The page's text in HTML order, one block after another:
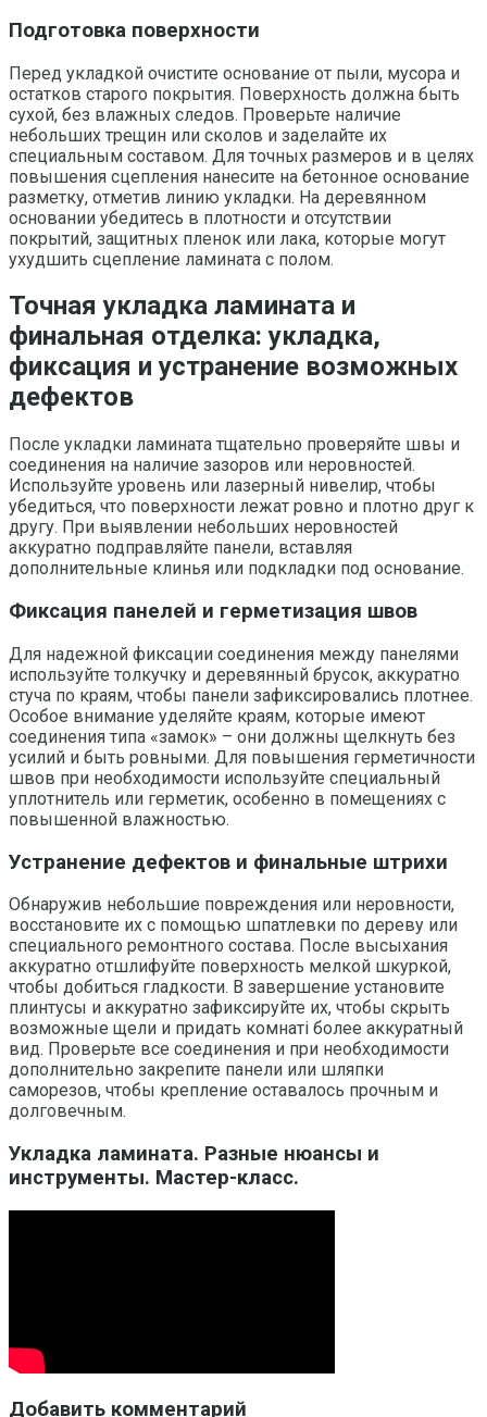
Подготовка поверхности
Перед укладкой очистите основание от пыли, мусора и
остатков старого покрытия. Поверхность должна быть
сухой, без влажных следов. Проверьте наличие
небольших трещин или сколов и заделайте их
специальным составом. Для точных размеров и в целях
повышения сцепления нанесите на бетонное основание
разметку, отметив линию укладки. На деревянном
основании убедитесь в плотности и отсутствии
покрытий, защитных пленок или лака, которые могут
ухудшить сцепление ламината с полом.
Точная укладка ламината и
финальная отделка: укладка,
фиксация и устранение возможных
дефектов
После укладки ламината тщательно проверяйте швы и
соединения на наличие зазоров или неровностей.
Используйте уровень или лазерный нивелир, чтобы
убедиться, что поверхности лежат ровно и плотно друг к
другу. При выявлении небольших неровностей
аккуратно подправляйте панели, вставляя
дополнительные клинья или подкладки под основание.
Фиксация панелей и герметизация швов
Для надежной фиксации соединения между панелями
используйте толкучку и деревянный брусок, аккуратно
стуча по краям, чтобы панели зафиксировались плотнее.
Особое внимание уделяйте краям, которые имеют
соединения типа «замок» – они должны щелкнуть без
усилий и быть ровными. Для повышения герметичности
швов при необходимости используйте специальный
уплотнитель или герметик, особенно в помещениях с
повышенной влажностью.
Устранение дефектов и финальные штрихи
Обнаружив небольшие повреждения или неровности,
восстановите их с помощью шпатлевки по дереву или
специального ремонтного состава. После высыхания
аккуратно отшлифуйте поверхность мелкой шкуркой,
чтобы добиться гладкости. В завершение установите
плинтусы и аккуратно зафиксируйте их, чтобы скрыть
возможные щели и придать комнаті более аккуратный
вид. Проверьте все соединения и при необходимости
дополнительно закрепите панели или шляпки
саморезов, чтобы крепление оставалось прочным и
долговечным.
Укладка ламината. Разные нюансы и
инструменты. Мастер-класс.
Добавить комментарий